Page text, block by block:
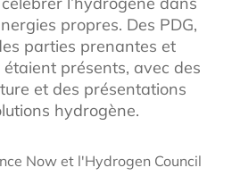
propres. Des PDG,
parties prenantes et
présents, avec des
et des présentations
hydrogène.
Now et l'Hydrogen Council